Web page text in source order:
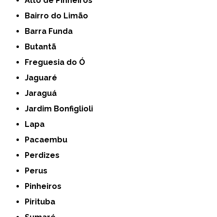
Bairro do Limão
Barra Funda
Butantã
Freguesia do Ó
Jaguaré
Jaraguá
Jardim Bonfiglioli
Lapa
Pacaembu
Perdizes
Perus
Pinheiros
Pirituba